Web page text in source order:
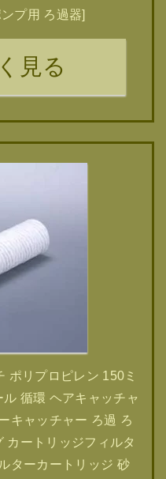
プ用 ろ過器]
見る
ポリプロピレン 150ミ
循環 ヘアキャッチャ
キャッチャー ろ過 ろ
カートリッジフィルタ
ターカートリッジ 砂